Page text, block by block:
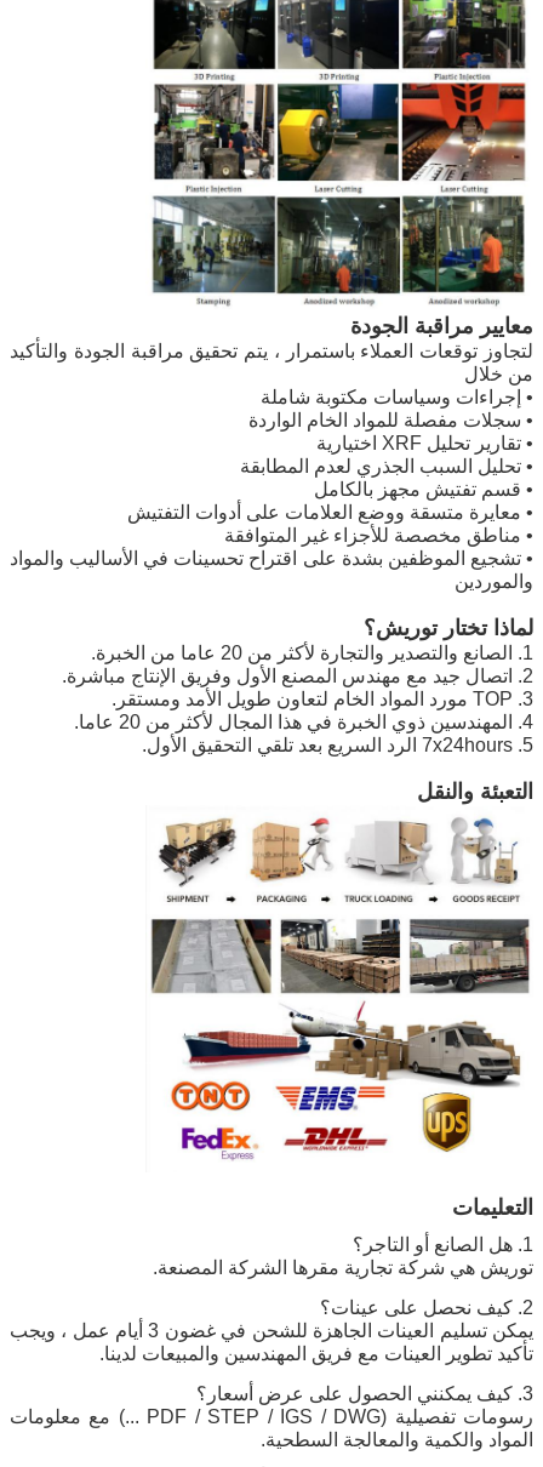
معايير مراقبة الجودة
لتجاوز توقعات العملاء باستمرار ، يتم تحقيق مراقبة الجودة والتأكيد
من خلال
• إجراءات وسياسات مكتوبة شاملة
• سجلات مفصلة للمواد الخام الواردة
• تقارير تحليل XRF اختيارية
• تحليل السبب الجذري لعدم المطابقة
• قسم تفتيش مجهز بالكامل
• معايرة متسقة ووضع العلامات على أدوات التفتيش
• مناطق مخصصة للأجزاء غير المتوافقة
• تشجيع الموظفين بشدة على اقتراح تحسينات في الأساليب والمواد
والموردين
لماذا تختار توريش؟
1. الصانع والتصدير والتجارة لأكثر من 20 عاما من الخبرة.
2. اتصال جيد مع مهندس المصنع الأول وفريق الإنتاج مباشرة.
3. TOP مورد المواد الخام لتعاون طويل الأمد ومستقر.
4. المهندسين ذوي الخبرة في هذا المجال لأكثر من 20 عاما.
5. 7x24hours الرد السريع بعد تلقي التحقيق الأول.
التعبئة والنقل
التعليمات
1. هل الصانع أو التاجر؟
توريش هي شركة تجارية مقرها الشركة المصنعة.
2. كيف نحصل على عينات؟
يمكن تسليم العينات الجاهزة للشحن في غضون 3 أيام عمل ، ويجب
تأكيد تطوير العينات مع فريق المهندسين والمبيعات لدينا.
3. كيف يمكنني الحصول على عرض أسعار؟
رسومات تفصيلية (PDF / STEP / IGS / DWG ...) مع معلومات
المواد والكمية والمعالجة السطحية.